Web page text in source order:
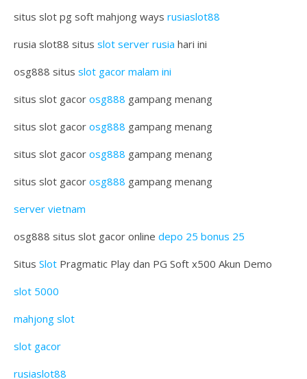
situs slot pg soft mahjong ways rusiaslot88
rusia slot88 situs slot server rusia hari ini
osg888 situs slot gacor malam ini
situs slot gacor osg888 gampang menang
situs slot gacor osg888 gampang menang
situs slot gacor osg888 gampang menang
situs slot gacor osg888 gampang menang
server vietnam
osg888 situs slot gacor online depo 25 bonus 25
Situs Slot Pragmatic Play dan PG Soft x500 Akun Demo
slot 5000
mahjong slot
slot gacor
rusiaslot88